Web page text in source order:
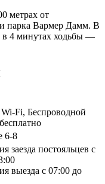
метрах от
и парка Вармер Дамм. В
в 4 минутах ходьбы —
Fi, Беспроводной
6-8
заезда постояльцев с
выезда с 07:00 до